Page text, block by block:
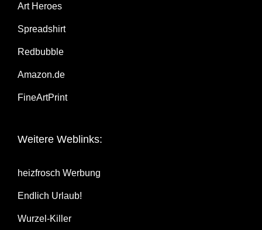
Art Heroes
Spread­shirt
Red­bubble
Amazon.de
Fine­Art­Print
Wei­te­re Weblinks:
heiz­frosch Werbung
End­lich Urlaub!
Wur­zel-Kil­ler